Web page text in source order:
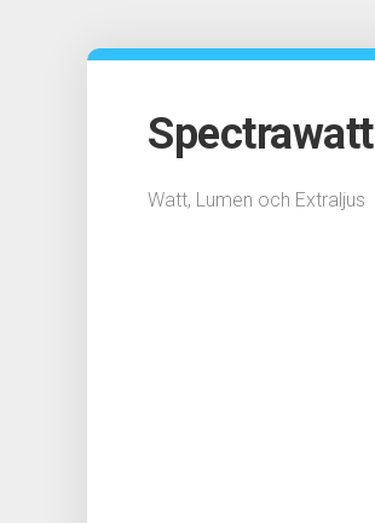
Spectrawatt
Watt, Lumen och Extraljus